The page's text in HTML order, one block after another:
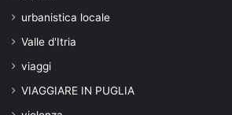
urbanistica locale
Valle d'Itria
viaggi
VIAGGIARE IN PUGLIA